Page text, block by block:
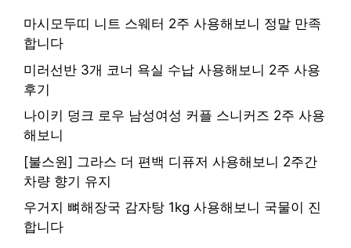
마시모두띠 니트 스웨터 2주 사용해보니 정말 만족
합니다
미러선반 3개 코너 욕실 수납 사용해보니 2주 사용
후기
나이키 덩크 로우 남성여성 커플 스니커즈 2주 사용
해보니
[불스원] 그라스 더 편백 디퓨저 사용해보니 2주간
차량 향기 유지
우거지 뼈해장국 감자탕 1kg 사용해보니 국물이 진
합니다